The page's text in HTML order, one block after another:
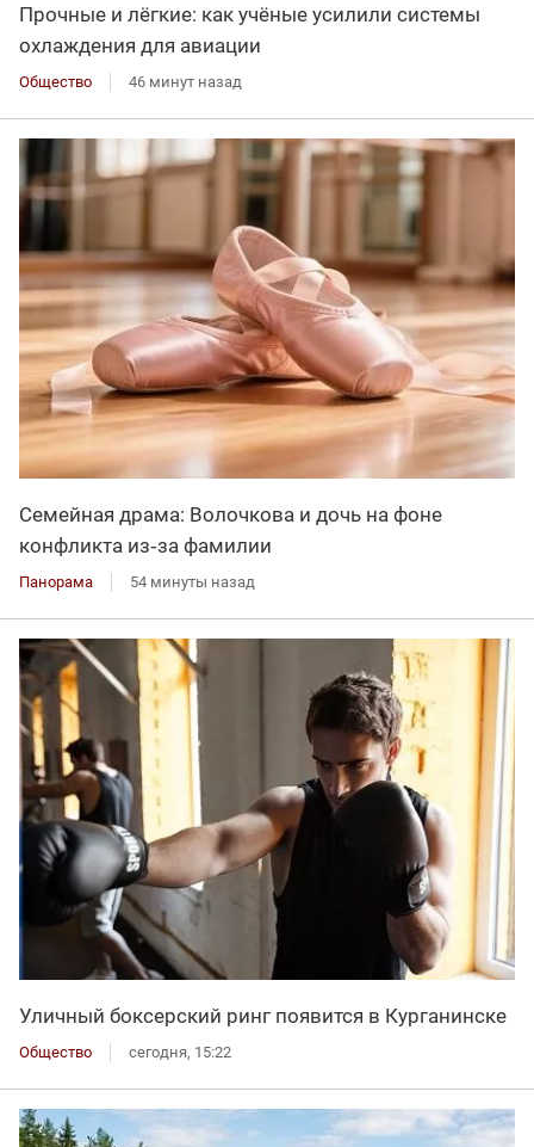
Прочные и лёгкие: как учёные усилили системы
охлаждения для авиации
Общество 46 минут назад
Семейная драма: Волочкова и дочь на фоне
конфликта из‑за фамилии
Панорама 54 минуты назад
Уличный боксерский ринг появится в Курганинске
Общество сегодня, 15:22